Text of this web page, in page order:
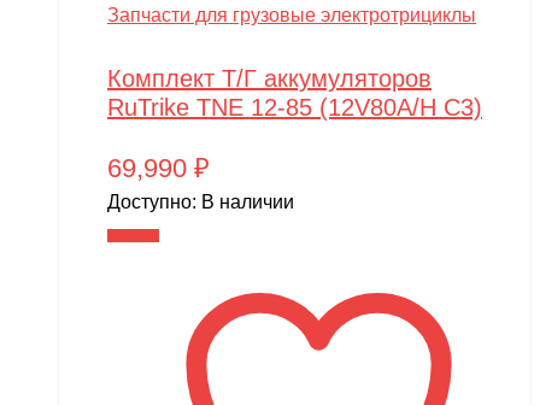
Запчасти для грузовые электротрициклы
Комплект Т/Г аккумуляторов
RuTrike TNE 12-85 (12V80A/H C3)
69,990 ₽
Доступно: В наличии